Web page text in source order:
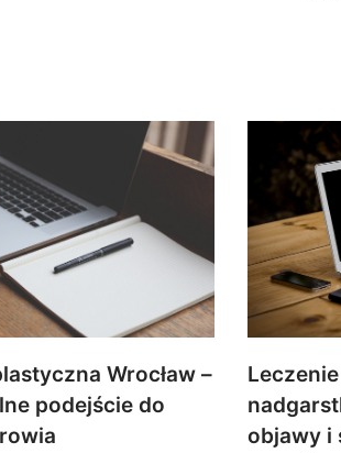
Wrocław –
podejście do
objawy i